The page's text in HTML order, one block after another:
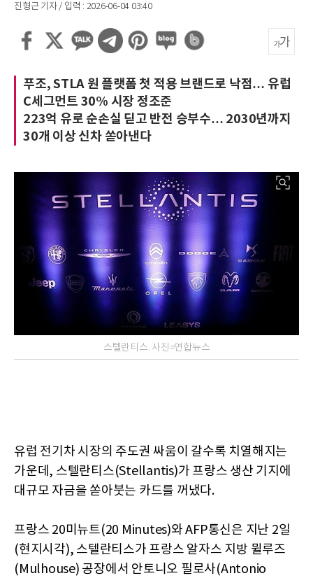
진형근 기자 / 입력 : 2026-06-04 03:40
푸조, STLA 원 플랫폼 첫 적용 브랜드로 낙점… 유럽
C세그먼트 30% 시장 정조준
223억 유로 순손실 딛고 반전 승부수… 2030년까지
30개 이상 신차 쏟아낸다
스텔란티스. 사진=연합뉴스
유럽 전기차 시장의 주도권 싸움이 갈수록 치열해지는
가운데, 스텔란티스(Stellantis)가 프랑스 생산 기지에
대규모 자금을 쏟아붓는 카드를 꺼냈다.
프랑스 20미뉴트(20 Minutes)와 AFP통신은 지난 2일
(현지시각), 스텔란티스가 프랑스 알자스 지방 뮐루즈
(Mulhouse) 공장에서 안토니오 필로사(Antonio